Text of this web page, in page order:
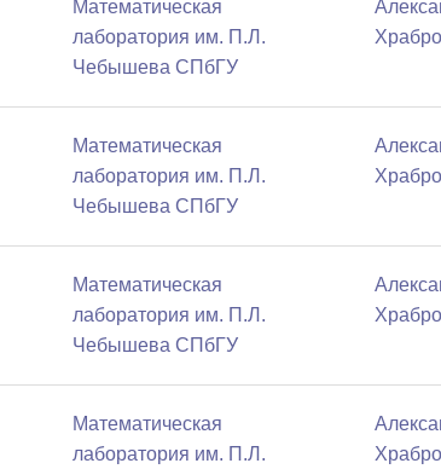
Математичеcкая
лаборатория им. П.Л.
Чебышева СПбГУ
Математичеcкая
лаборатория им. П.Л.
Чебышева СПбГУ
Математичеcкая
лаборатория им. П.Л.
Чебышева СПбГУ
Математичеcкая
лаборатория им. П.Л.